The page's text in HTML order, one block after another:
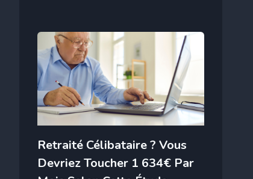
Retraité Célibataire ? Vous
Devriez Toucher 1 634€ Par